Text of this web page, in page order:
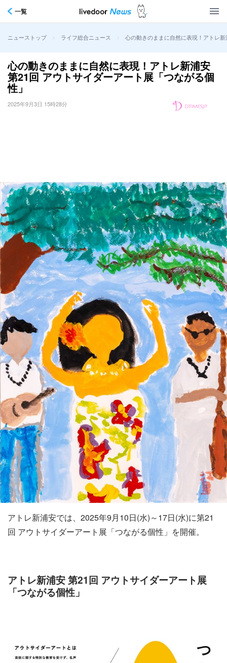
一覧
ニューストップ > ライフ総合ニュース > 心の動きのままに自然に表現！アトレ
心の動きのままに自然に表現！アトレ新浦安
第21回 アウトサイダーアート展「つながる個
性」
2025年9月3日 15時28分
アトレ新浦安では、2025年9月10日(水)～17日(水)に第21
回 アウトサイダーアート展「つながる個性」を開催。
アトレ新浦安 第21回 アウトサイダーアート展
「つながる個性」